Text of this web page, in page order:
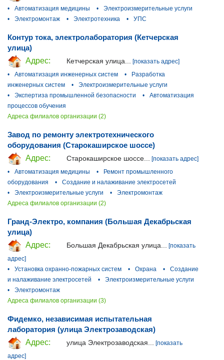
•
Автоматизация медицины •
Электроизмерительные услуги
•
Электромонтаж • Электротехника • УПС
Контур тока, электролаборатория (Кетчерская
улица)
Адрес:
Кетчерская улица... [показать адрес]
•
Автоматизация инженерных систем •
Разработка
инженерных систем
•
Электроизмерительные услуги
•
Экспертиза промышленной безопасности •
Автоматизация
процессов обучения
Адреса филиалов организации (2)
Завод по ремонту электротехнического
оборудования (Старокаширское шоссе)
Адрес:
Старокаширское шоссе... [показать адрес]
•
Автоматизация медицины •
Ремонт промышленного
оборудования
•
Создание и налаживание электросетей
•
Электроизмерительные услуги •
Электромонтаж
Адреса филиалов организации (2)
Гранд-Электро, компания (Большая Декабрьская
улица)
Адрес:
Большая Декабрьская улица...
[показать
адрес]
•
Установка охранно-пожарных систем • Охрана •
Создание
и налаживание электросетей
•
Электроизмерительные услуги
•
Электромонтаж
Адреса филиалов организации (3)
Фидемко, независимая испытательная
лаборатория (улица Электрозаводская)
Адрес:
улица Электрозаводская...
[показать
адрес]